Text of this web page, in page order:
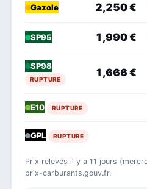
Gazole 2,250 €
SP95 1,990 €
SP98
RUPTURE
1,666 €
E10 RUPTURE
GPL RUPTURE
Prix relevés il y a 11 jours
prix-carburants.gouv.fr.